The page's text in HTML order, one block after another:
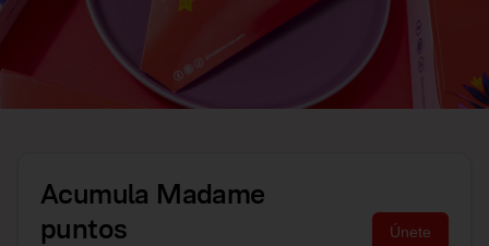
Acumula Madame
puntos
Únete